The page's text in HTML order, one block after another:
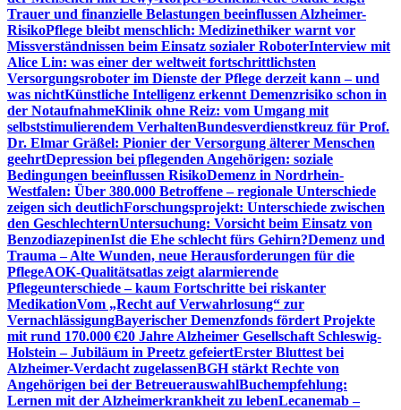
Trauer und finanzielle Belastungen beeinflussen Alzheimer-
RisikoPflege bleibt menschlich: Medizinethiker warnt vor
Missverständnissen beim Einsatz sozialer RoboterInterview mit
Alice Lin: was einer der weltweit fortschrittlichsten
Versorgungsroboter im Dienste der Pflege derzeit kann – und
was nichtKünstliche Intelligenz erkennt Demenzrisiko schon in
der NotaufnahmeKlinik ohne Reiz: vom Umgang mit
selbststimulierendem VerhaltenBundesverdienstkreuz für Prof.
Dr. Elmar Gräßel: Pionier der Versorgung älterer Menschen
geehrtDepression bei pflegenden Angehörigen: soziale
Bedingungen beeinflussen RisikoDemenz in Nordrhein-
Westfalen: Über 380.000 Betroffene – regionale Unterschiede
zeigen sich deutlichForschungsprojekt: Unterschiede zwischen
den GeschlechternUntersuchung: Vorsicht beim Einsatz von
BenzodiazepinenIst die Ehe schlecht fürs Gehirn?Demenz und
Trauma – Alte Wunden, neue Herausforderungen für die
PflegeAOK-Qualitätsatlas zeigt alarmierende
Pflegeunterschiede – kaum Fortschritte bei riskanter
MedikationVom „Recht auf Verwahrlosung“ zur
VernachlässigungBayerischer Demenzfonds fördert Projekte
mit rund 170.000 €20 Jahre Alzheimer Gesellschaft Schleswig-
Holstein – Jubiläum in Preetz gefeiertErster Bluttest bei
Alzheimer-Verdacht zugelassenBGH stärkt Rechte von
Angehörigen bei der BetreuerauswahlBuchempfehlung:
Lernen mit der Alzheimerkrankheit zu lebenLecanemab –